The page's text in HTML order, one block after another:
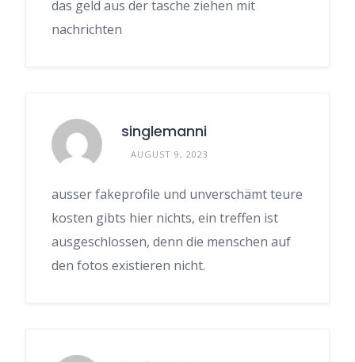
das geld aus der tasche ziehen mit
nachrichten
singlemanni
AUGUST 9, 2023
ausser fakeprofile und unverschämt teure
kosten gibts hier nichts, ein treffen ist
ausgeschlossen, denn die menschen auf
den fotos existieren nicht.